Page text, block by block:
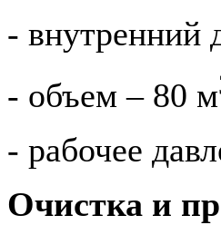
- внутренний
- объем – 80 м
- рабочее
Очистка и